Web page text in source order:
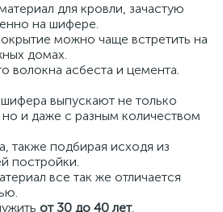
для кровли, зачастую
на шифере.
можно чаще встретить на
домах.
асбеста и цемента.
выпускают не только
но и даже с разным количеством
также подбирая исходя из
постройки.
все так же отличается
от 30 до 40 лет.